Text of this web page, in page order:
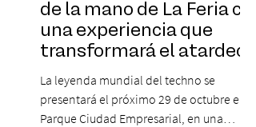
de la mano de La Feria con
una experiencia que
transformará el atardecer
del jueves en una
celebración de música
electrónica
La leyenda mundial del techno se
presentará el próximo 29 de octubre en
Parque Ciudad Empresarial, en una